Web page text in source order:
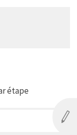
étape